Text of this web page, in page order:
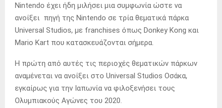
Nintendo έχει ήδη μιλήσει μια συμφωνία ώστε να
ανοίξει πηγή της Nintendo σε τρία θεματικά πάρκα
Universal Studios, με franchises όπως Donkey Kong και
Mario Kart που κατασκευάζονται σήμερα.
Η πρώτη από αυτές τις περιοχές θεματικών πάρκων
αναμένεται να ανοίξει στο Universal Studios Οσάκα,
εγκαίρως για την Ιαπωνία να φιλοξενήσει τους
Ολυμπιακούς Αγώνες του 2020.